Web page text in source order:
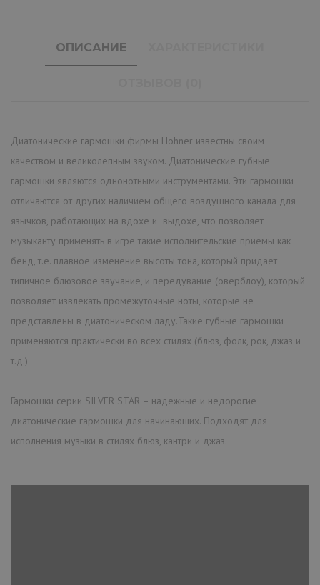
ОПИСАНИЕ
Диатонические гармошки фирмы Hohner известны своим
качеством и великолепным звуком. Диатонические губные
гармошки являются однонотными инструментами. Эти гармошки
отличаются от других наличием общего воздушного канала для
язычков, работающих на вдохе и выдохе, что позволяет
музыканту применять в игре такие исполнительские приемы как
бенд, т.е. плавное изменение высоты тона, который придает
типичное блюзовое звучание, и передувание (оверблоу), который
позволяет извлекать промежуточные ноты, которые не
представлены в диатоническом ладу.Такие губные гармошки
применяются практически во всех стилях (блюз, фолк, рок, джаз и
т.д.)
Гармошки серии SILVER STAR – надежные и недорогие
диатонические гармошки для начинающих. Подходят для
исполнения музыки в стилях блюз, кантри и джаз.